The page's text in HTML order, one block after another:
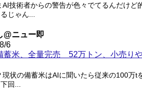
AI技術者からの警告が色々でてるんだけど
じゃん...
@ニュー即
6
蓄米、全量完売 52万トン、小売り
現状の備蓄米はAIに聞いたら従来の100万t
回...